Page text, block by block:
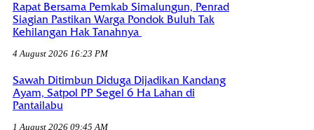
Rapat Bersama Pemkab Simalungun, Penrad
Siagian Pastikan Warga Pondok Buluh Tak
Kehilangan Hak Tanahnya
4 August 2026 16:23 PM
Sawah Ditimbun Diduga Dijadikan Kandang
Ayam, Satpol PP Segel 6 Ha Lahan di
Pantailabu
1 August 2026 09:45 AM